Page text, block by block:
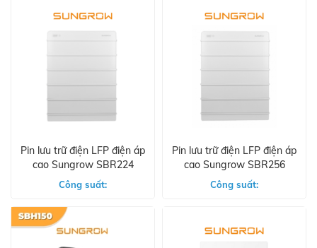
Pin lưu trữ điện LFP điện áp
cao Sungrow SBR224
Công suất:
Pin lưu trữ điện LFP điện áp
cao Sungrow SBR256
Công suất: